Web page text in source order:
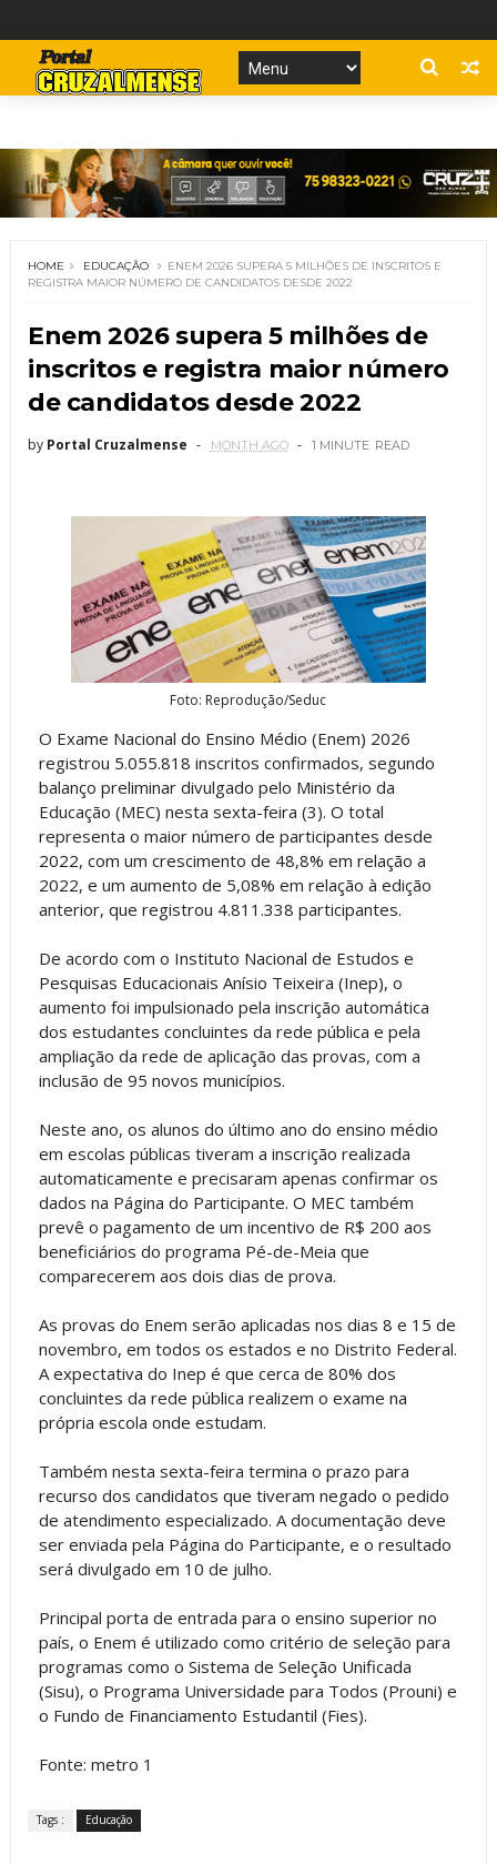
HOME EDUCAÇÃO
ENEM 2026 SUPERA 5 MILHÕES DE INSCRITOS E
REGISTRA MAIOR NÚMERO DE CANDIDATOS DESDE 2022
Enem 2026 supera 5 milhões de
inscritos e registra maior número
de candidatos desde 2022
by Portal Cruzalmense MONTH AGO 1 MINUTE READ
Foto: Reprodução/Seduc
O Exame Nacional do Ensino Médio (Enem) 2026
registrou 5.055.818 inscritos confirmados, segundo
balanço preliminar divulgado pelo Ministério da
Educação (MEC) nesta sexta-feira (3). O total
representa o maior número de participantes desde
2022, com um crescimento de 48,8% em relação a
2022, e um aumento de 5,08% em relação à edição
anterior, que registrou 4.811.338 participantes.
De acordo com o Instituto Nacional de Estudos e
Pesquisas Educacionais Anísio Teixeira (Inep), o
aumento foi impulsionado pela inscrição automática
dos estudantes concluintes da rede pública e pela
ampliação da rede de aplicação das provas, com a
inclusão de 95 novos municípios.
Neste ano, os alunos do último ano do ensino médio
em escolas públicas tiveram a inscrição realizada
automaticamente e precisaram apenas confirmar os
dados na Página do Participante. O MEC também
prevê o pagamento de um incentivo de R$ 200 aos
beneficiários do programa Pé-de-Meia que
comparecerem aos dois dias de prova.
As provas do Enem serão aplicadas nos dias 8 e 15 de
novembro, em todos os estados e no Distrito Federal.
A expectativa do Inep é que cerca de 80% dos
concluintes da rede pública realizem o exame na
própria escola onde estudam.
Também nesta sexta-feira termina o prazo para
recurso dos candidatos que tiveram negado o pedido
de atendimento especializado. A documentação deve
ser enviada pela Página do Participante, e o resultado
será divulgado em 10 de julho.
Principal porta de entrada para o ensino superior no
país, o Enem é utilizado como critério de seleção para
programas como o Sistema de Seleção Unificada
(Sisu), o Programa Universidade para Todos (Prouni) e
o Fundo de Financiamento Estudantil (Fies).
Fonte: metro 1
Tags : Educação